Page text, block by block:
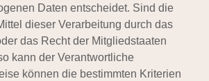
Daten entscheidet. Sind die
dieser Verarbeitung durch das
das Recht der Mitgliedstaaten
kann der Verantwortliche
können die bestimmten Kriterien